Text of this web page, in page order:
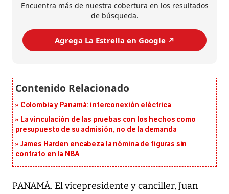
Encuentra más de nuestra cobertura en los resultados
de búsqueda.
Agrega La Estrella en Google ↗️
Colombia y Panamá: interconexión eléctrica
La vinculación de las pruebas con los hechos como
presupuesto de su admisión, no de la demanda
James Harden encabeza la nómina de figuras sin
contrato en la NBA
PANAMÁ. El vicepresidente y canciller, Juan